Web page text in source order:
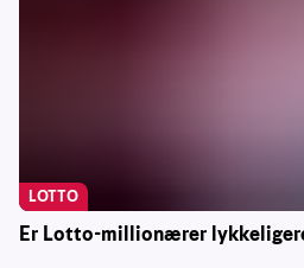
Er Lotto-millionærer
LOTTO